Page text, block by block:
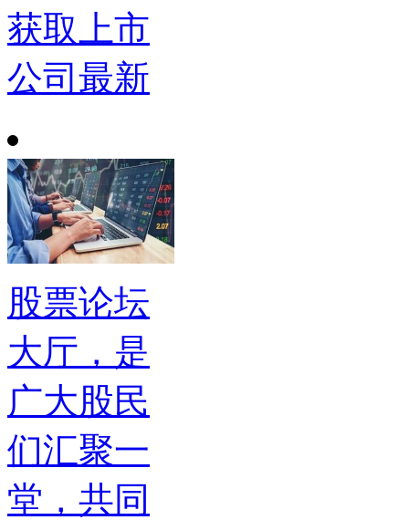
获取上市
公司最新
股票论坛
大厅，是
广大股民
们汇聚一
堂，共同